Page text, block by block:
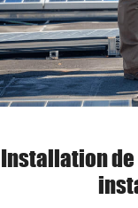
Installation de